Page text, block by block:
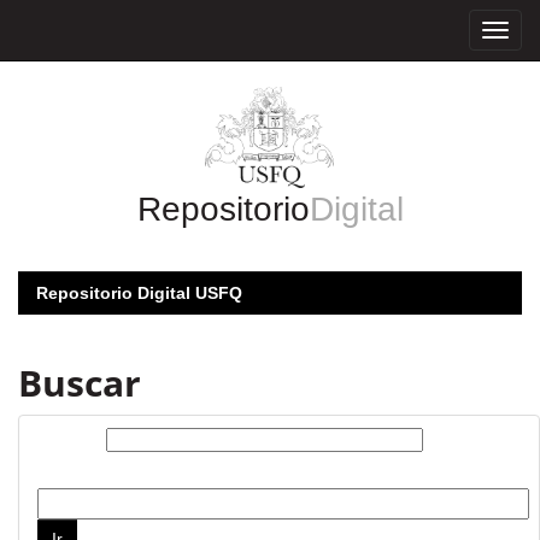
RepositorioDigital
Repositorio Digital USFQ
Buscar